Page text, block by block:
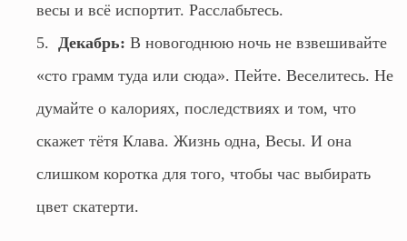
весы и всё испортит. Расслабьтесь.
Декабрь: В новогоднюю ночь не взвешивайте
«сто грамм туда или сюда». Пейте. Веселитесь. Не
думайте о калориях, последствиях и том, что
скажет тётя Клава. Жизнь одна, Весы. И она
слишком коротка для того, чтобы час выбирать
цвет скатерти.